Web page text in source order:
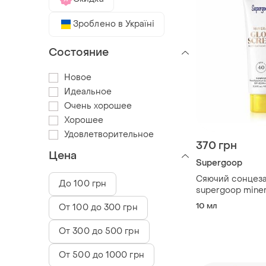
370 грн
Supergoop
Сяючий
supergoop
soft-radiance
10 мл
Зроблено в Україні
Состояние
Новое
Идеальное
Очень хорошее
Хорошее
Удовлетворительное
Цена
До 100 грн
От 100 до 300 грн
От 300 до 500 грн
От 500 до 1000 грн